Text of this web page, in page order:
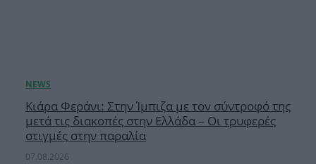
Κιάρα Φεράνι: Στην Ίμπιζα με τον σύντροφό της
μετά τις διακοπές στην Ελλάδα – Οι τρυφερές
στιγμές στην παραλία
07.08.2026